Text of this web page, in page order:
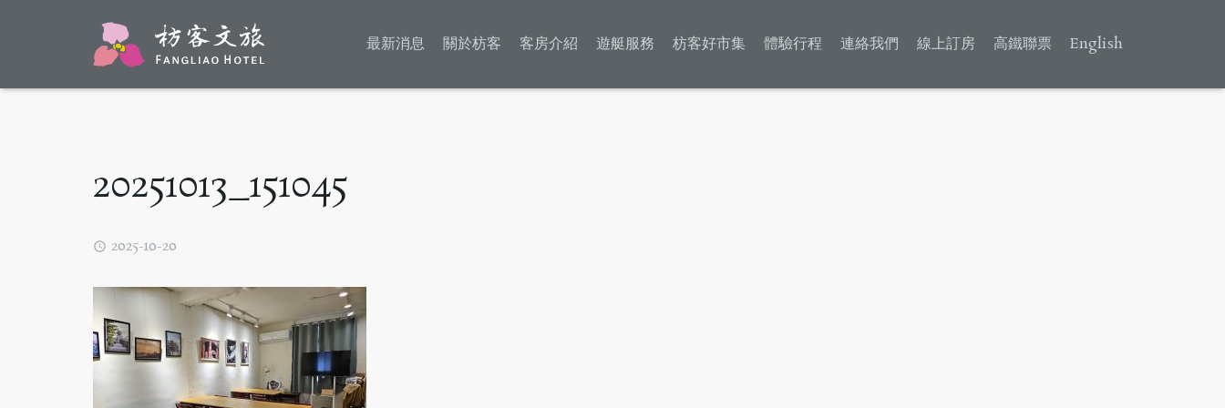
最新消息 關於枋客 客房介紹 遊艇服務 枋客好市集 體驗行程 連絡我們 線上訂房 高鐵聯票 English
20251013_151045
2025-10-20